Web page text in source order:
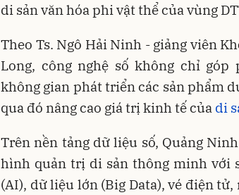
di sản văn hóa phi vật thể của vùng
Theo Ts. Ngô Hải Ninh - giảng viên
Long, công nghệ số không chỉ
không gian phát triển các sản phẩm
qua đó nâng cao giá trị kinh tế của di
Trên nền tảng dữ liệu số, Quảng
hình quản trị di sản thông minh với
(AI), dữ liệu lớn (Big Data), vé điện